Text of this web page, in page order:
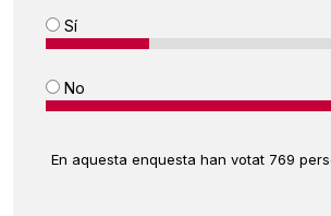
Sí
No
En aquesta enquesta han votat 769